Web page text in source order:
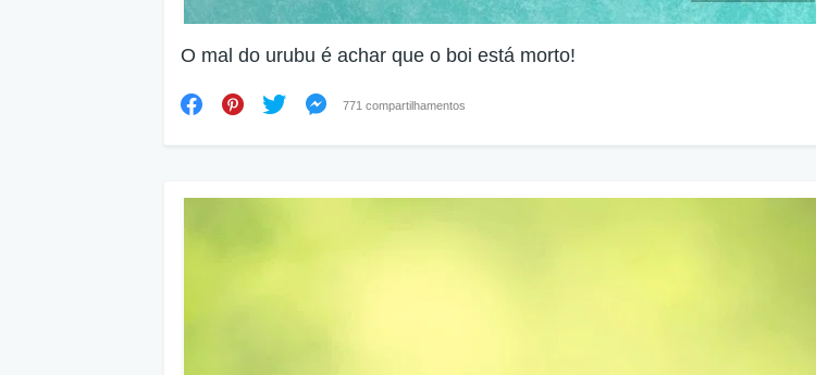
O mal do urubu é achar que o boi está morto!
771 compartilhamentos